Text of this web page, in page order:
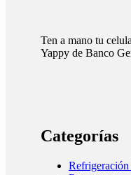
Ten a mano tu
Yappy de Banco
Categorías